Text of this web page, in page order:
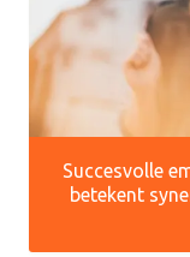
Succesvolle
betekent